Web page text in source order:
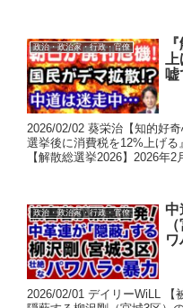
政治・政治家・行政・官僚
嘘
2026/02/02 葵栄治【知的好
選挙後に消費税を12%上げ
【解散総選挙2026】2026年
政治・政治家・行政・官僚
中
ワ
2026/02/01 デイリーWiLL 【